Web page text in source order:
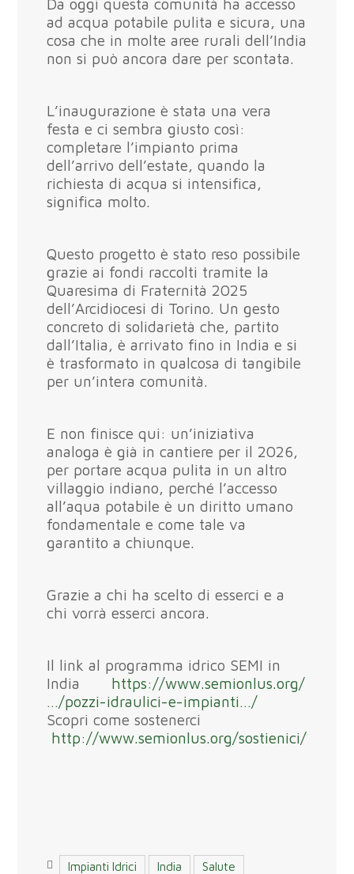
Da oggi questa comunità ha accesso
ad acqua potabile pulita e sicura, una
cosa che in molte aree rurali dell’India
non si può ancora dare per scontata.
L’inaugurazione è stata una vera
festa e ci sembra giusto così:
completare l’impianto prima
dell’arrivo dell’estate, quando la
richiesta di acqua si intensifica,
significa molto.
Questo progetto è stato reso possibile
grazie ai fondi raccolti tramite la
Quaresima di Fraternità 2025
dell’Arcidiocesi di Torino. Un gesto
concreto di solidarietà che, partito
dall’Italia, è arrivato fino in India e si
è trasformato in qualcosa di tangibile
per un’intera comunità.
E non finisce qui: un’iniziativa
analoga è già in cantiere per il 2026,
per portare acqua pulita in un altro
villaggio indiano, perché l’accesso
all’aqua potabile è un diritto umano
fondamentale e come tale va
garantito a chiunque.
Grazie a chi ha scelto di esserci e a
chi vorrà esserci ancora.
Il link al programma idrico SEMI in
India
https://www.semionlus.org/
…/pozzi-idraulici-e-impianti…/
Scopri come sostenerci
http://www.semionlus.org/sostienici/
Impianti Idrici India Salute